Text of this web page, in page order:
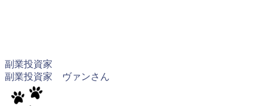
副業投資家
副業投資家 ヴァンさん